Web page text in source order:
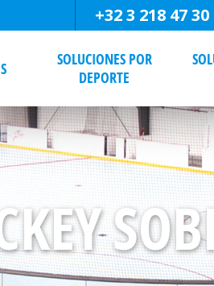
+32 3 218 47 30
SOLUCIONES POR
DEPORTE